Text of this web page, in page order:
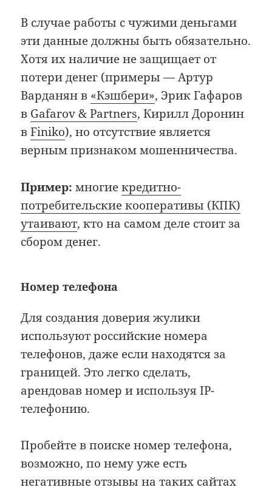
В случае работы с чужими деньгами
эти данные должны быть обязательно.
Хотя их наличие не защищает от
потери денег (примеры — Артур
Варданян в «Кэшбери», Эрик Гафаров
в Gafarov & Partners, Кирилл Доронин
вFiniko), но отсутствие является
верным признаком мошенничества.
Пример: многиекредитно-
потребительские кооперативы (КПК)
утаивают, кто на самом деле стоит за
сбором денег.
Номер телефона
Для создания доверия жулики
используют российские номера
телефонов, даже если находятся за
границей. Это легко сделать,
арендовав номер и используя IP-
телефонию.
Пробейте в поиске номер телефона,
возможно, по нему уже есть
негативные отзывы на таких сайтах